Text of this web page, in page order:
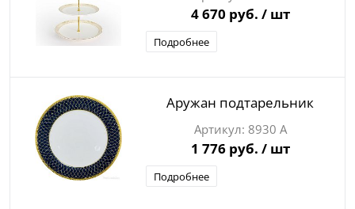
4 670 руб. / шт
Подробнее
Аружан подтарельник
8930 А
1 776 руб. / шт
Подробнее